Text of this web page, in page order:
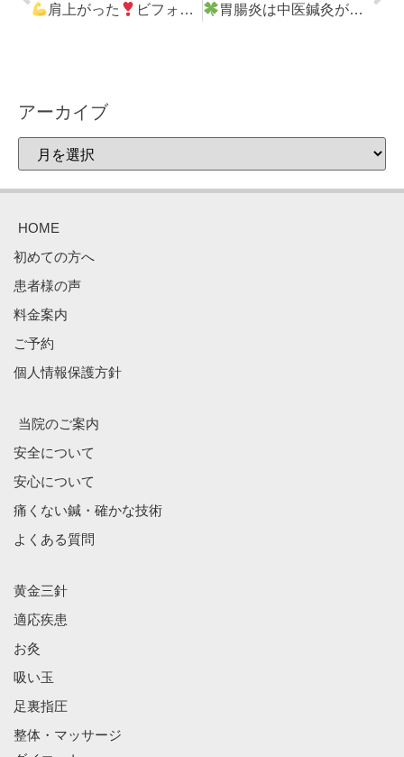
肩上がった
ビフォーアフター
胃腸炎は中医鍼灸が効く
アーカイブ
HOME
初めての方へ
患者様の声
料金案内
ご予約
個人情報保護方針
当院のご案内
安全について
安心について
痛くない鍼・確かな技術
よくある質問
黄金三針
適応疾患
お灸
吸い玉
足裏指圧
整体・マッサージ